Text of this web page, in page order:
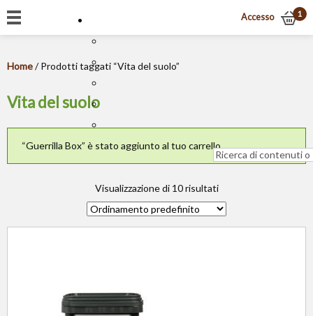
Accesso 1
Home/ Prodotti taggati “Vita del suolo”
Vita del suolo
“Guerrilla Box” è stato aggiunto al tuo carrello.
Visualizzazione di 10 risultati